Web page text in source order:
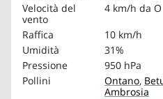
Velocità del
vento
4 km/h da O
Raffica
10 km/h
Umidità
31%
Pressione
950 hPa
Pollini
Ontano,
Ambrosia